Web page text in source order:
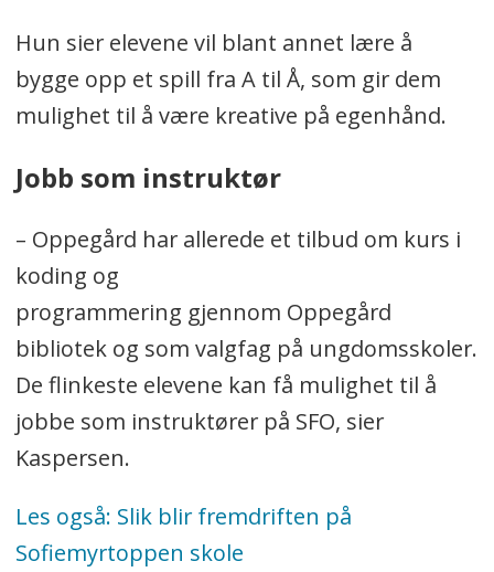
Hun sier elevene vil blant annet lære å
bygge opp et spill fra A til Å, som gir dem
mulighet til å være kreative på egenhånd.
Jobb som instruktør
– Oppegård har allerede et tilbud om kurs i
koding og
programmering gjennom Oppegård
bibliotek og som valgfag på ungdomsskoler.
De flinkeste elevene kan få mulighet til å
jobbe som instruktører på SFO, sier
Kaspersen.
Les også: Slik blir fremdriften på
Sofiemyrtoppen skole